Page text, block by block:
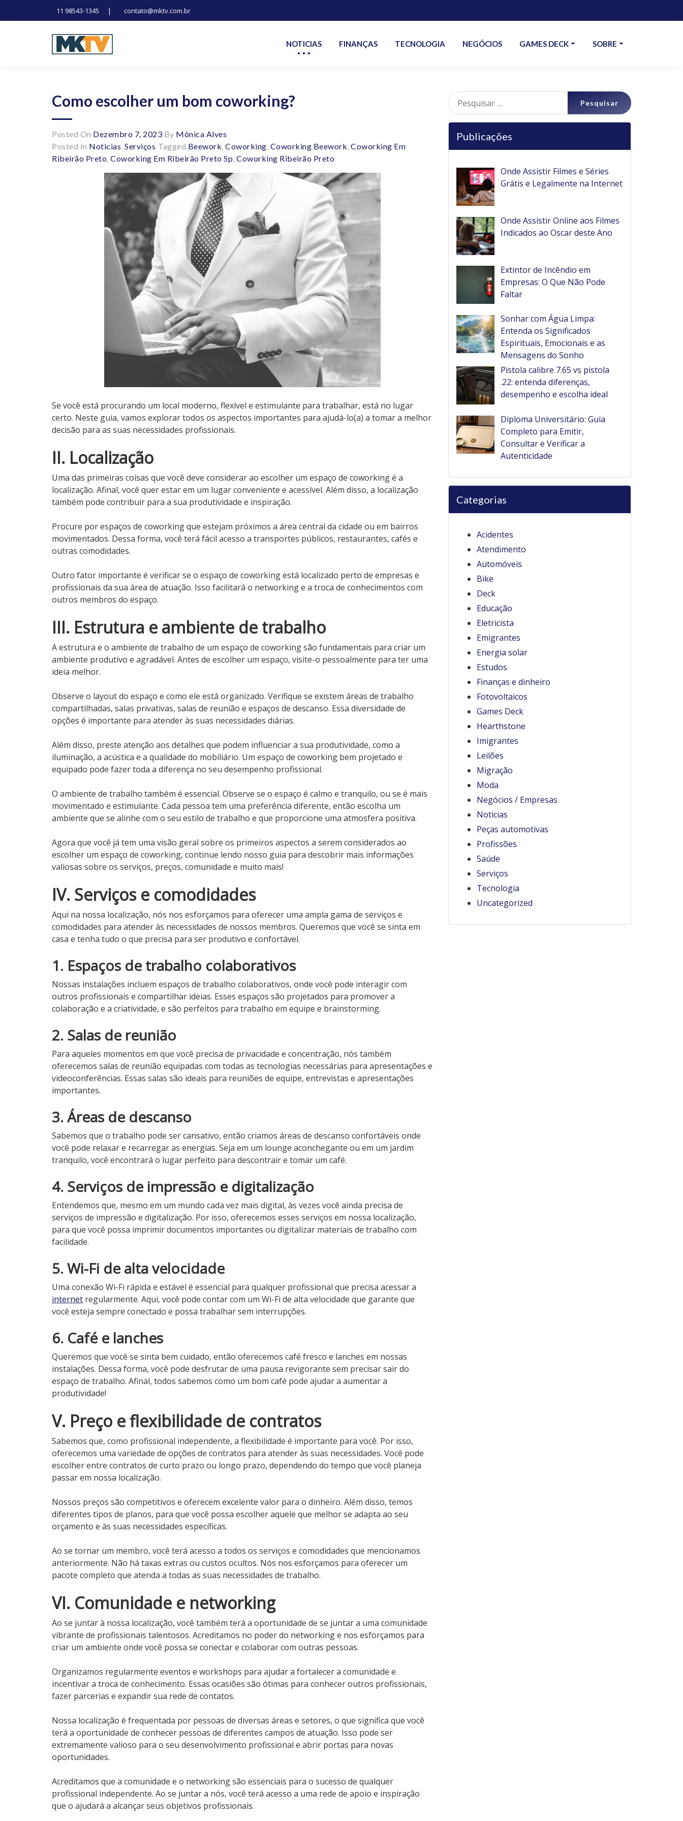
11 98543-1345 | contato@mktv.com.br
NOTICIAS FINANÇAS TECNOLOGIA NEGÓCIOS GAMES DECK SOBRE
Como escolher um bom coworking?
Posted On Dezembro 7, 2023 By Mônica Alves
Posted In Noticias, Serviços Tagged Beework, Coworking, Coworking Beework, Coworking Em
Ribeirão Preto, Coworking Em Ribeirão Preto Sp, Coworking Ribeirão Preto
Se você está procurando um local moderno, flexível e estimulante para trabalhar, está no lugar
certo. Neste guia, vamos explorar todos os aspectos importantes para ajudá-lo(a) a tomar a melhor
decisão para as suas necessidades profissionais.
II. Localização
Uma das primeiras coisas que você deve considerar ao escolher um espaço de coworking é a
localização. Afinal, você quer estar em um lugar conveniente e acessível. Além disso, a localização
também pode contribuir para a sua produtividade e inspiração.
Procure por espaços de coworking que estejam próximos a área central da cidade ou em bairros
movimentados. Dessa forma, você terá fácil acesso a transportes públicos, restaurantes, cafés e
outras comodidades.
Outro fator importante é verificar se o espaço de coworking está localizado perto de empresas e
profissionais da sua área de atuação. Isso facilitará o networking e a troca de conhecimentos com
outros membros do espaço.
III. Estrutura e ambiente de trabalho
A estrutura e o ambiente de trabalho de um espaço de coworking são fundamentais para criar um
ambiente produtivo e agradável. Antes de escolher um espaço, visite-o pessoalmente para ter uma
ideia melhor.
Observe o layout do espaço e como ele está organizado. Verifique se existem áreas de trabalho
compartilhadas, salas privativas, salas de reunião e espaços de descanso. Essa diversidade de
opções é importante para atender às suas necessidades diárias.
Além disso, preste atenção aos detalhes que podem influenciar a sua produtividade, como a
iluminação, a acústica e a qualidade do mobiliário. Um espaço de coworking bem projetado e
equipado pode fazer toda a diferença no seu desempenho profissional.
O ambiente de trabalho também é essencial. Observe se o espaço é calmo e tranquilo, ou se é mais
movimentado e estimulante. Cada pessoa tem uma preferência diferente, então escolha um
ambiente que se alinhe com o seu estilo de trabalho e que proporcione uma atmosfera positiva.
Agora que você já tem uma visão geral sobre os primeiros aspectos a serem considerados ao
escolher um espaço de coworking, continue lendo nosso guia para descobrir mais informações
valiosas sobre os serviços, preços, comunidade e muito mais!
IV. Serviços e comodidades
Aqui na nossa localização, nós nos esforçamos para oferecer uma ampla gama de serviços e
comodidades para atender às necessidades de nossos membros. Queremos que você se sinta em
casa e tenha tudo o que precisa para ser produtivo e confortável.
1. Espaços de trabalho colaborativos
Nossas instalações incluem espaços de trabalho colaborativos, onde você pode interagir com
outros profissionais e compartilhar ideias. Esses espaços são projetados para promover a
colaboração e a criatividade, e são perfeitos para trabalho em equipe e brainstorming.
2. Salas de reunião
Para aqueles momentos em que você precisa de privacidade e concentração, nós também
oferecemos salas de reunião equipadas com todas as tecnologias necessárias para apresentações e
videoconferências. Essas salas são ideais para reuniões de equipe, entrevistas e apresentações
importantes.
3. Áreas de descanso
Sabemos que o trabalho pode ser cansativo, então criamos áreas de descanso confortáveis onde
você pode relaxar e recarregar as energias. Seja em um lounge aconchegante ou em um jardim
tranquilo, você encontrará o lugar perfeito para descontrair e tomar um café.
4. Serviços de impressão e digitalização
Entendemos que, mesmo em um mundo cada vez mais digital, às vezes você ainda precisa de
serviços de impressão e digitalização. Por isso, oferecemos esses serviços em nossa localização,
para que você possa imprimir documentos importantes ou digitalizar materiais de trabalho com
facilidade.
5. Wi-Fi de alta velocidade
Uma conexão Wi-Fi rápida e estável é essencial para qualquer profissional que precisa acessar a
internet regularmente. Aqui, você pode contar com um Wi-Fi de alta velocidade que garante que
você esteja sempre conectado e possa trabalhar sem interrupções.
6. Café e lanches
Queremos que você se sinta bem cuidado, então oferecemos café fresco e lanches em nossas
instalações. Dessa forma, você pode desfrutar de uma pausa revigorante sem precisar sair do
espaço de trabalho. Afinal, todos sabemos como um bom café pode ajudar a aumentar a
produtividade!
V. Preço e flexibilidade de contratos
Sabemos que, como profissional independente, a flexibilidade é importante para você. Por isso,
oferecemos uma variedade de opções de contratos para atender às suas necessidades. Você pode
escolher entre contratos de curto prazo ou longo prazo, dependendo do tempo que você planeja
passar em nossa localização.
Nossos preços são competitivos e oferecem excelente valor para o dinheiro. Além disso, temos
diferentes tipos de planos, para que você possa escolher aquele que melhor se adapta ao seu
orçamento e às suas necessidades específicas.
Ao se tornar um membro, você terá acesso a todos os serviços e comodidades que mencionamos
anteriormente. Não há taxas extras ou custos ocultos. Nós nos esforçamos para oferecer um
pacote completo que atenda a todas as suas necessidades de trabalho.
VI. Comunidade e networking
Ao se juntar à nossa localização, você também terá a oportunidade de se juntar a uma comunidade
vibrante de profissionais talentosos. Acreditamos no poder do networking e nos esforçamos para
criar um ambiente onde você possa se conectar e colaborar com outras pessoas.
Organizamos regularmente eventos e workshops para ajudar a fortalecer a comunidade e
incentivar a troca de conhecimento. Essas ocasiões são ótimas para conhecer outros profissionais,
fazer parcerias e expandir sua rede de contatos.
Nossa localização é frequentada por pessoas de diversas áreas e setores, o que significa que você
terá a oportunidade de conhecer pessoas de diferentes campos de atuação. Isso pode ser
extremamente valioso para o seu desenvolvimento profissional e abrir portas para novas
oportunidades.
Acreditamos que a comunidade e o networking são essenciais para o sucesso de qualquer
profissional independente. Ao se juntar a nós, você terá acesso a uma rede de apoio e inspiração
que o ajudará a alcançar seus objetivos profissionais.
Pesquisar
por:
Publicações
Onde Assistir Filmes e Séries
Grátis e Legalmente na Internet
Onde Assistir Online aos Filmes
Indicados ao Oscar deste Ano
Extintor de Incêndio em
Empresas: O Que Não Pode
Faltar
Sonhar com Água Limpa:
Entenda os Significados
Espirituais, Emocionais e as
Mensagens do Sonho
Pistola calibre 7.65 vs pistola
.22: entenda diferenças,
desempenho e escolha ideal
Diploma Universitário: Guia
Completo para Emitir,
Consultar e Verificar a
Autenticidade
Categorias
Acidentes
Atendimento
Automóveis
Bike
Deck
Educação
Eletricista
Emigrantes
Energia solar
Estudos
Finanças e dinheiro
Fotovoltaicos
Games Deck
Hearthstone
Imigrantes
Leilões
Migração
Moda
Negócios / Empresas
Noticias
Peças automotivas
Profissões
Saúde
Serviços
Tecnologia
Uncategorized